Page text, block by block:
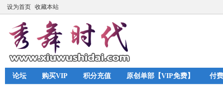
设为首页 收藏本站
论坛 购买VIP 积分充值 原创单部【VIP免费】 付